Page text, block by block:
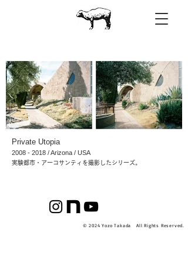
Private Utopia
2008 - 2018 / Arizona / USA
実験都市・アーコサンティを撮影したシリーズ。
© 2024 Yozo Takada All Rights Reserved.